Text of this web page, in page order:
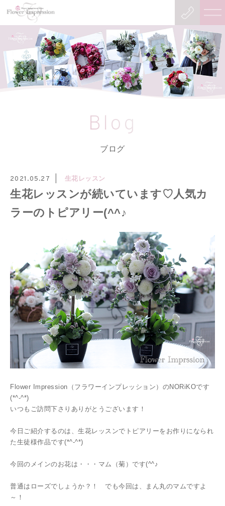
Blog
ブログ
2021.05.27 生花レッスン
生花レッスンが続いています♡人気カ
ラーのトピアリー(^^♪
Flower Impression（フラワーインプレッション）のNORiKOです
(*^-^*)
いつもご訪問下さりありがとうございます！
今日ご紹介するのは、生花レッスンでトピアリーをお作りになられ
た生徒様作品です(*^-^*)
今回のメインのお花は・・・マム（菊）です(^^♪
普通はローズでしょうか？！ でも今回は、まん丸のマムですよ
～！